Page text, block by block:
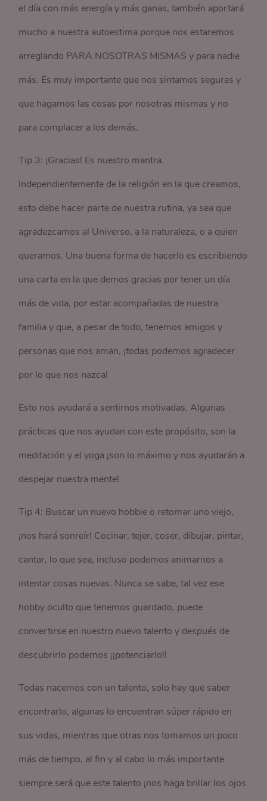
el día con más energía y más ganas, también aportará
mucho a nuestra autoestima porque nos estaremos
arreglando PARA NOSOTRAS MISMAS y para nadie
más. Es muy importante que nos sintamos seguras y
que hagamos las cosas por nosotras mismas y no
para complacer a los demás.
Tip 3: ¡Gracias! Es nuestro mantra.
Independientemente de la religión en la que creamos,
esto debe hacer parte de nuestra rutina, ya sea que
agradezcamos al Universo, a la naturaleza, o a quien
queramos. Una buena forma de hacerlo es escribiendo
una carta en la que demos gracias por tener un día
más de vida, por estar acompañadas de nuestra
familia y que, a pesar de todo, tenemos amigos y
personas que nos aman, ¡todas podemos agradecer
por lo que nos nazca!
Esto nos ayudará a sentirnos motivadas. Algunas
prácticas que nos ayudan con este propósito, son la
meditación y el yoga ¡son lo máximo y nos ayudarán a
despejar nuestra mente!
Tip 4: Buscar un nuevo hobbie o retomar uno viejo,
¡nos hará sonreír! Cocinar, tejer, coser, dibujar, pintar,
cantar, lo que sea, incluso podemos animarnos a
intentar cosas nuevas. Nunca se sabe, tal vez ese
hobby oculto que tenemos guardado, puede
convertirse en nuestro nuevo talento y después de
descubrirlo podemos ¡¡potenciarlo!!
Todas nacemos con un talento, solo hay que saber
encontrarlo, algunas lo encuentran súper rápido en
sus vidas, mientras que otras nos tomamos un poco
más de tiempo, al fin y al cabo lo más importante
siempre será que este talento ¡nos haga brillar los ojos